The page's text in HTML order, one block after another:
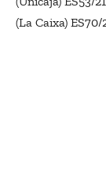
(La Caixa)